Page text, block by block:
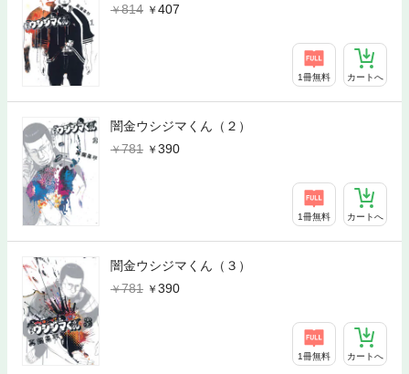
814
407
1冊無料 カートへ
闇金ウシジマくん（２）
781
390
1冊無料 カートへ
闇金ウシジマくん（３）
781
390
1冊無料 カートへ